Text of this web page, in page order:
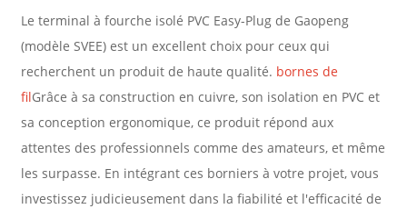
Le terminal à fourche isolé PVC Easy-Plug de Gaopeng
(modèle SVEE) est un excellent choix pour ceux qui
recherchent un produit de haute qualité. bornes de
filGrâce à sa construction en cuivre, son isolation en PVC et
sa conception ergonomique, ce produit répond aux
attentes des professionnels comme des amateurs, et même
les surpasse. En intégrant ces borniers à votre projet, vous
investissez judicieusement dans la fiabilité et l'efficacité de